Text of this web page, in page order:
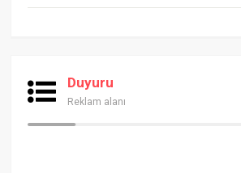
Duyuru
Reklam alanı